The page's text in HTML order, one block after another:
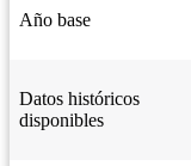
Año base
Datos históricos
disponibles